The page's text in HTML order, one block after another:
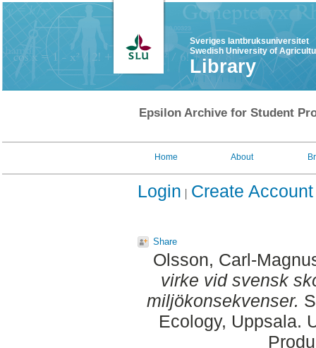
Sveriges lantbruksuniversitet
Swedish University of
Library
Epsilon Archive for Student
Home About
Login Create Account
Share
Olsson, Carl-
virke vid svensk
miljökonsekvenser.
Ecology, Uppsala.